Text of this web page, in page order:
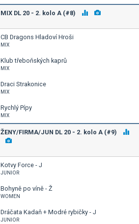
MIX DL 20 - 2. kolo A (#8)
CB Dragons Hladoví Hroši
MIX
Klub třeboňských kaprů
MIX
Draci Strakonice
MIX
Rychlý Pípy
MIX
ŽENY/FIRMA/JUN DL 20 - 2. kolo A (#9)
Kotvy Force - J
JUNIOR
Bohyně po víně - Ž
WOMEN
Dráčata Kadaň + Modré rybičky - J
JUNIOR